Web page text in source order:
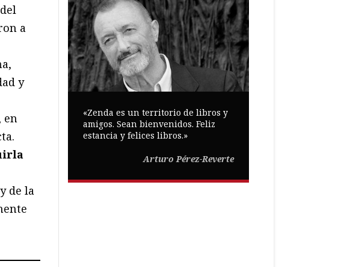
a
y
en
de la
«Zenda es un territorio de libros y
amigos. Sean bienvenidos. Feliz
estancia y felices libros.»
Arturo Pérez-Reverte